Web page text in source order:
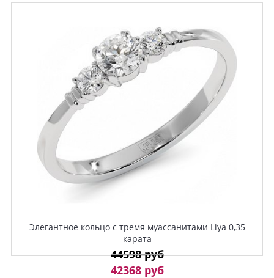
Элегантное кольцо с тремя муассанитами Liya 0,35
карата
44598 руб
42368 руб